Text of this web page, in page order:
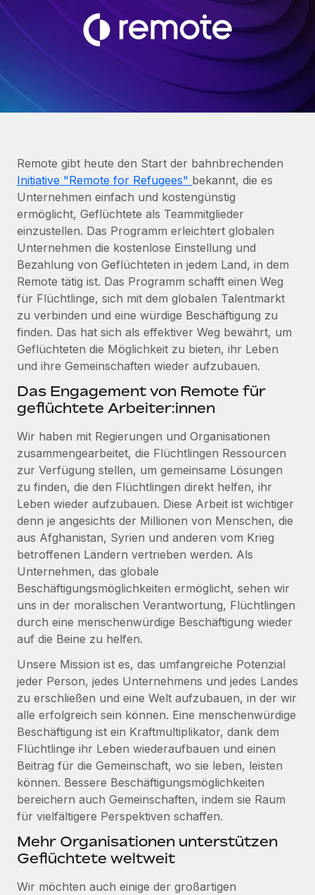
Globales Onboarding und Verwalten von
Freelancer:innen
INFRASTRUKTUR
Plattform
Integrierte HR-Kernfunktionen für dein Team
Verknüpfen
Neu
Verknüpfung beliebiger KI-Tools mit Remote über unser
MCP
Integrationen
Prozessoptimierung mit unverzichtbaren Business-
DIENSTLEISTUNGEN
Frag unsere Expert:innen
Hilfe von Expert:innen für globale HR & Compliance
Background-Checks
Einfacheres Bewerber:innen-Screening
Compliance Watchtower
Lückenlose Compliance
Geräteverwaltung
Globale Bereitstellung und Verfolgung von IT-
Geräten
Gründung von Niederlassungen
Schnelle, rechtssichere Gründung von
Niederlassungen
Mobilität und Relocation
Mühelose Relocation von Mitarbeiter:innen
Benefits
Mühelose Verwaltung von Benefits
WACHSTUMSPHASE
Startups
Agile HR- und Payroll-Lösungen für wachsende
Unternehmen
vergrößern
Enterprise
Globale HR für Konzerne und Großunternehmen
PARTNER WERDEN
Strategische Technologiepartner
Flexible Einbettung von Global-HR-Funktionen in deine
Plattform
Partner werden
Entdecke die Möglichkeiten einer Partnerschaft
Beratung zu Integrationen und KI-Automatisierung
So hat der KI-Vorreiter Weaviate sein Team mit
Remote um 120 % vergrößert
Weaviate auf einen Blick Weaviate entwickelt KI-basierte
Open-Source-Infrastrukturen. Das...
Mehr erfahren
Strategische Partnerschaft zwischen
Reverse Tech und Remote für Contractor
Management und Payroll
Reverse Tech auf einen Blick Das Gesundheits- und
Wellness-Startup Reverse Tech hat das globale...
Mehr erfahren
Gesamtbeschäftigungskosten
Honorarzahlungen berechnen
Informationen zu möglichen Währungen und
Abwicklungsfristen für globale Freelancer:innen
Fallstudien
HR-Glossar
Checklisten und Vorlagen
Bibliothek für Stellenbeschreibungen
Events
Newsroom
Insights Center
Hol dir Unterstützung
Alle Ressourcen anzeigen
BLOG
Globale Payroll
EOR und PEO
Contractor Management
Steuern
BLOG
Neues zu Remote-Produkten: Integration mit
Gusto und Zero und Contractor Management
Plus
Auch im neuen Jahr wollen wir bei Remote Unternehmen
aller Größen dabei unterstützen, die beste...
Mehr erfahren
mit Remote verwaltet
Nederlands
Français
Deutsch
Italiano
Português (Portugal)
日本語
한국어
中文（简体）
Anmelden
Remote gibt heute den Start der bahnbrechenden
Initiative "Remote for Refugees" bekannt, die es
Unternehmen einfach und kostengünstig
ermöglicht, Geflüchtete als Teammitglieder
einzustellen. Das Programm erleichtert globalen
Unternehmen die kostenlose Einstellung und
Bezahlung von Geflüchteten in jedem Land, in dem
Remote tätig ist. Das Programm schafft einen Weg
für Flüchtlinge, sich mit dem globalen Talentmarkt
zu verbinden und eine würdige Beschäftigung zu
finden. Das hat sich als effektiver Weg bewährt, um
Geflüchteten die Möglichkeit zu bieten, ihr Leben
und ihre Gemeinschaften wieder aufzubauen.
Das Engagement von Remote für
geflüchtete Arbeiter:innen
Wir haben mit Regierungen und Organisationen
zusammengearbeitet, die Flüchtlingen Ressourcen
zur Verfügung stellen, um gemeinsame Lösungen
zu finden, die den Flüchtlingen direkt helfen, ihr
Leben wieder aufzubauen. Diese Arbeit ist wichtiger
denn je angesichts der Millionen von Menschen, die
aus Afghanistan, Syrien und anderen vom Krieg
betroffenen Ländern vertrieben werden. Als
Unternehmen, das globale
Beschäftigungsmöglichkeiten ermöglicht, sehen wir
uns in der moralischen Verantwortung, Flüchtlingen
durch eine menschenwürdige Beschäftigung wieder
auf die Beine zu helfen.
Unsere Mission ist es, das umfangreiche Potenzial
jeder Person, jedes Unternehmens und jedes Landes
zu erschließen und eine Welt aufzubauen, in der wir
alle erfolgreich sein können. Eine menschenwürdige
Beschäftigung ist ein Kraftmultiplikator, dank dem
Flüchtlinge ihr Leben wiederaufbauen und einen
Beitrag für die Gemeinschaft, wo sie leben, leisten
können. Bessere Beschäftigungsmöglichkeiten
bereichern auch Gemeinschaften, indem sie Raum
für vielfältigere Perspektiven schaffen.
Mehr Organisationen unterstützen
Geflüchtete weltweit
Wir möchten auch einige der großartigen